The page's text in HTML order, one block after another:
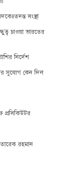
সংস্থা
চাওয়া ভারতের
নির্দেশ
সুযোগ কেন দিল
প্রসিকিউটর
রহমান